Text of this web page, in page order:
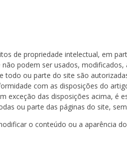
de propriedade intelectual, em
podem ser usados,
ou parte do site são
com as disposições do
exceção das disposições acima, é
ou parte das páginas do site,
o conteúdo ou a aparência